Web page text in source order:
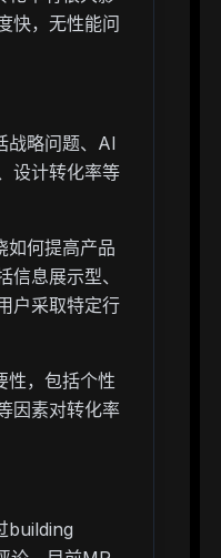
快，无性能问
战略问题、AI
设计转化率等
如何提高产品
信息展示型、
户采取特定行
性，包括个性
因素对转化率
building